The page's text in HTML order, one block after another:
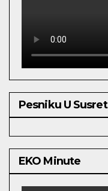
Pesniku U Susret
EKO Minute